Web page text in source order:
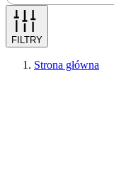
FILTRY
Strona główna